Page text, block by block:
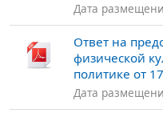
Дата
Ответ на
физической
политике от
Дата